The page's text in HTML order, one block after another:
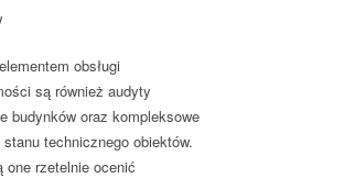
obsługi
są również audyty
budynków oraz kompleksowe
technicznego obiektów.
one rzetelnie ocenić